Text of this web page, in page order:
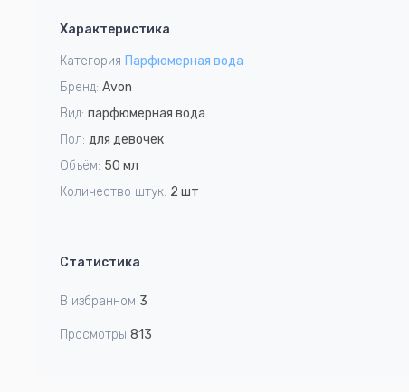
1
Характеристика
Категория Парфюмерная вода
Бренд: Avon
Вид: парфюмерная вода
Пол: для девочек
Объём: 50 мл
Количество штук: 2 шт
Статистика
В избранном 3
Просмотры 813